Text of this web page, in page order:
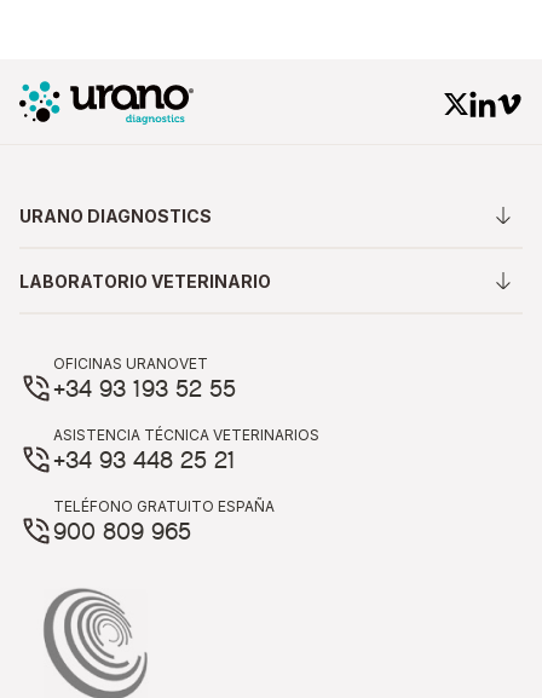
URANO DIAGNOSTICS
LABORATORIO VETERINARIO
OFICINAS URANOVET
+34 93 193 52 55
ASISTENCIA TÉCNICA VETERINARIOS
+34 93 448 25 21
TELÉFONO GRATUITO ESPAÑA
900 809 965